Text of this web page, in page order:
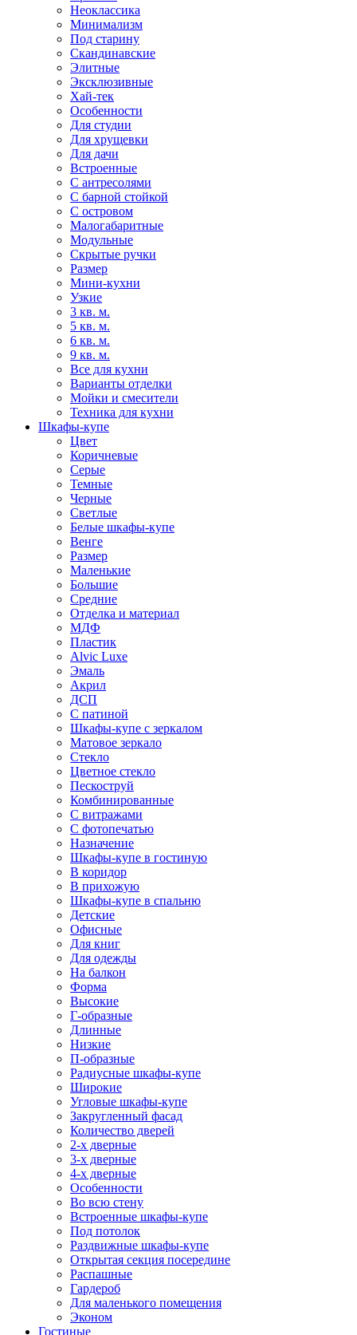
Неоклассика
Минимализм
Под старину
Скандинавские
Элитные
Эксклюзивные
Хай-тек
Особенности
Для студии
Для хрущевки
Для дачи
Встроенные
С антресолями
С барной стойкой
С островом
Малогабаритные
Модульные
Скрытые ручки
Размер
Мини-кухни
Узкие
3 кв. м.
5 кв. м.
6 кв. м.
9 кв. м.
Все для кухни
Варианты отделки
Мойки и смесители
Техника для кухни
Шкафы-купе
Цвет
Коричневые
Серые
Темные
Черные
Светлые
Белые шкафы-купе
Венге
Размер
Маленькие
Большие
Средние
Отделка и материал
МДФ
Пластик
Alvic Luxe
Эмаль
Акрил
ДСП
С патиной
Шкафы-купе с зеркалом
Матовое зеркало
Стекло
Цветное стекло
Пескоструй
Комбинированные
С витражами
С фотопечатью
Назначение
Шкафы-купе в гостиную
В коридор
В прихожую
Шкафы-купе в спальню
Детские
Офисные
Для книг
Для одежды
На балкон
Форма
Высокие
Г-образные
Длинные
Низкие
П-образные
Радиусные шкафы-купе
Широкие
Угловые шкафы-купе
Закругленный фасад
Количество дверей
2-х дверные
3-х дверные
4-х дверные
Особенности
Во всю стену
Встроенные шкафы-купе
Под потолок
Раздвижные шкафы-купе
Открытая секция посередине
Распашные
Гардероб
Для маленького помещения
Эконом
Гостиные